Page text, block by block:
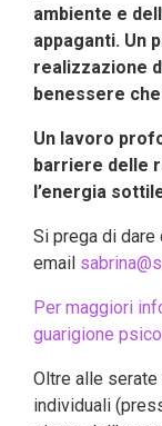
ambiente e
appaganti. Un
realizzazione
benessere
Un lavoro
barriere delle
l’energia
Si prega di
email
Per maggiori
guarigione
Oltre alle
individuali